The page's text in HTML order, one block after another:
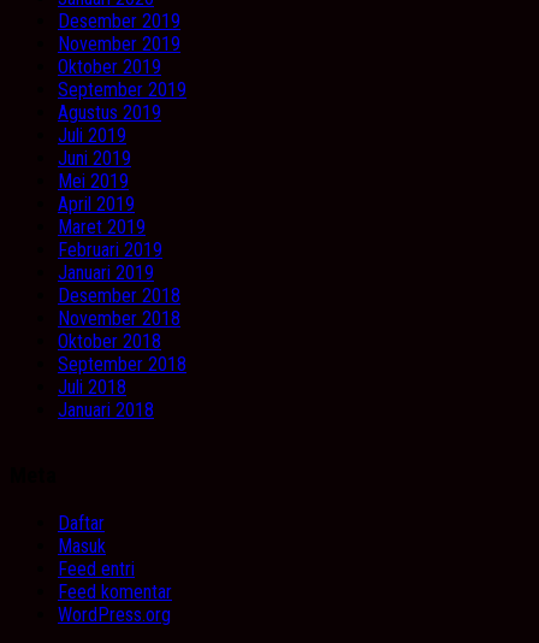
Desember 2019
November 2019
Oktober 2019
September 2019
Agustus 2019
Juli 2019
Juni 2019
Mei 2019
April 2019
Maret 2019
Februari 2019
Januari 2019
Desember 2018
November 2018
Oktober 2018
September 2018
Juli 2018
Januari 2018
Daftar
Masuk
Feed entri
Feed komentar
WordPress.org